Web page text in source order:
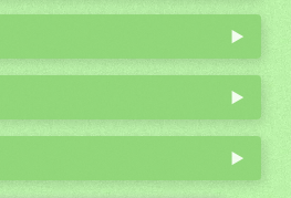
▶
▶
▶